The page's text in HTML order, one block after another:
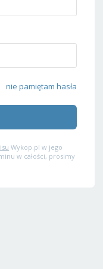
nie pamiętam hasła
Wykop.pl w jego
w całości, prosimy